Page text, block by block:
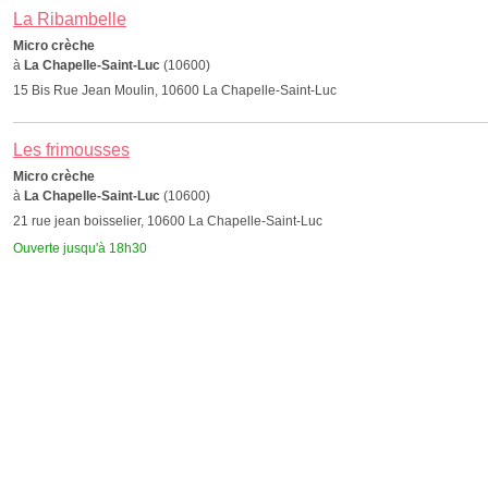
La Ribambelle
Micro crèche
à La Chapelle-Saint-Luc (10600)
15 Bis Rue Jean Moulin, 10600 La Chapelle-Saint-Luc
Les frimousses
Micro crèche
à La Chapelle-Saint-Luc (10600)
21 rue jean boisselier, 10600 La Chapelle-Saint-Luc
Ouverte jusqu'à 18h30